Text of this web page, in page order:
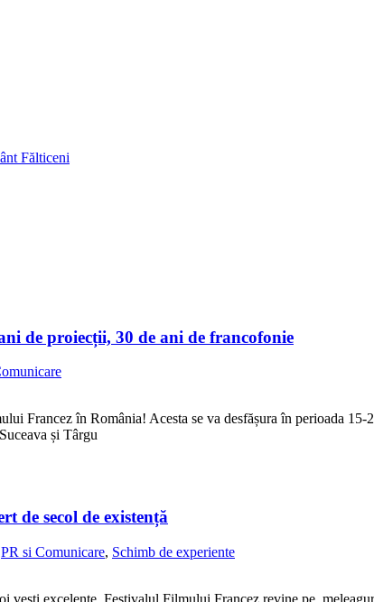
Fălticeni
de proiecții, 30 de ani de francofonie
Francez în România! Acesta se va desfășura în perioada
și Târgu
de secol de existență
PR si Comunicare, Schimb de experiente
vești excelente. Festivalul Filmului Francez revine pe